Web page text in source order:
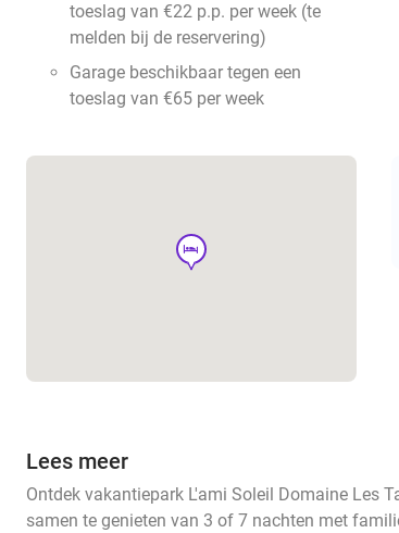
toeslag van €22 p.p. per week (te
melden bij de reservering)
Garage beschikbaar tegen een
toeslag van €65 per week
hotel
Lees meer
Ontdek vakantiepark L'ami Soleil Domaine Les
samen te genieten van 3 of 7 nachten met